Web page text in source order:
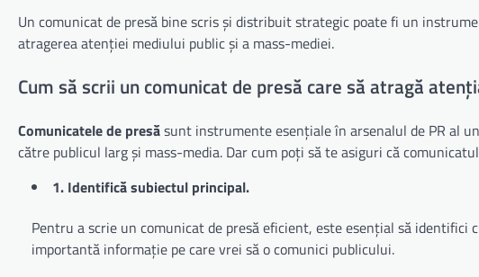
Un comunicat de presă bine scris și distribuit strategic poate fi un
atragerea atenției mediului public și a mass-mediei.
Cum să scrii un comunicat de presă care să atragă
Comunicatele de presăsunt instrumente esențiale în arsenalul de PR al
către publicul larg și mass-media. Dar cum poți să te asiguri că
1. Identifică subiectul principal.
Pentru a scrie un comunicat de presă eficient, este esențial să
importantă informație pe care vrei să o comunici publicului.